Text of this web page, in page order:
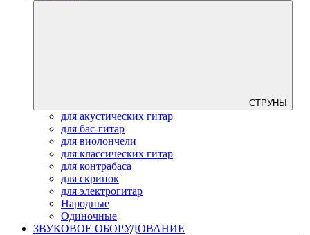
СТРУНЫ
для акустических гитар
для бас-гитар
для виолончели
для классических гитар
для контрабаса
для скрипок
для электрогитар
Народные
Одиночные
ЗВУКОВОЕ ОБОРУДОВАНИЕ